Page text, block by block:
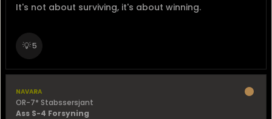
It's not about surviving, it's about winning.
💡5
navara
OR-7* Stabssersjant
Ass S-4 Forsyning